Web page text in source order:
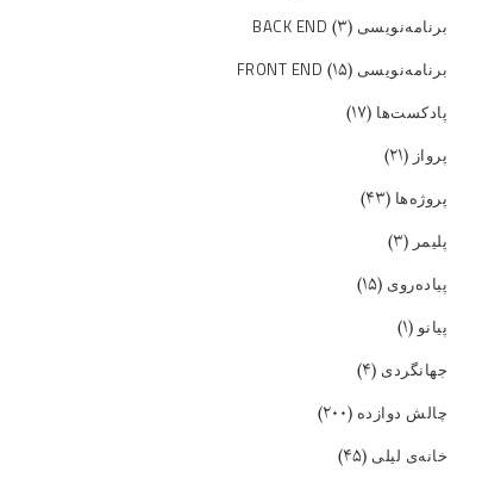
برنامه‌نویسی BACK END (۳)
برنامه‌نویسی FRONT END (۱۵)
پادکست‌ها (۱۷)
پرواز(۲۱)
پروژه‌ها (۴۳)
پلیمر(۳)
پیاده‌روی (۱۵)
پیانو(۱)
جهانگردی (۴)
چالش دوازده (۲۰۰)
خانه‌ی لیلی (۴۵)